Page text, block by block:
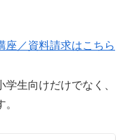
座／資料請求はこちら
生向けだけでなく、